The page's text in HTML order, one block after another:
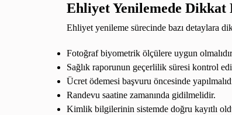
Ehliyet Yenilemede
Ehliyet yenileme sürecinde bazı detaylara
Fotoğraf biyometrik ölçülere uygun
Sağlık raporunun geçerlilik süresi kontrol
Ücret ödemesi başvuru öncesinde
Randevu saatine zamanında gidilmelidir.
Kimlik bilgilerinin sistemde doğru kayıtlı